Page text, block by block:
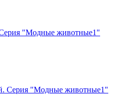
Серия "Модные животные1"